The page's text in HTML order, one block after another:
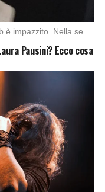
Un gesto, pochi secondi di video e il web è impazzito. Nella serata di domenica, […]
Pausini? Ecco cosa